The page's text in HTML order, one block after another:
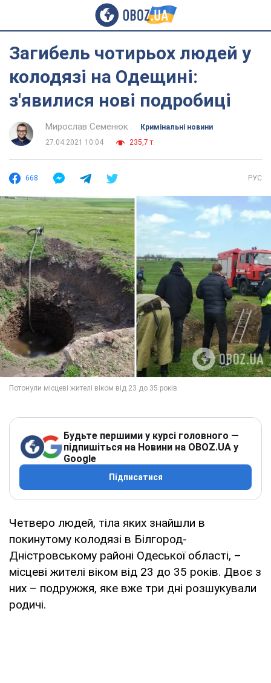
Загибель чотирьох людей у
колодязі на Одещині:
з'явилися нові подробиці
Мирослав Семенюк
Кримінальні новини
27.04.2021 10:04
235,7 т.
668 РУС
Будьте першими у курсі головного —
підпишіться на Новини на OBOZ.UA у
Google
Підписатися
Четверо людей, тіла яких знайшли в
покинутому колодязі в Білгород-
Дністровському районі Одеської області, –
місцеві жителі віком від 23 до 35 років. Двоє з
них – подружжя, яке вже три дні розшукували
родичі.